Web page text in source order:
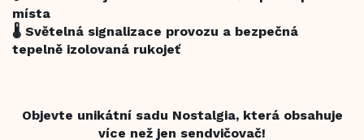
místa
🌡️ Světelná signalizace provozu a bezpečná
tepelně izolovaná rukojeť
Objevte unikátní sadu Nostalgia, která obsahuje
více než jen sendvičovač!